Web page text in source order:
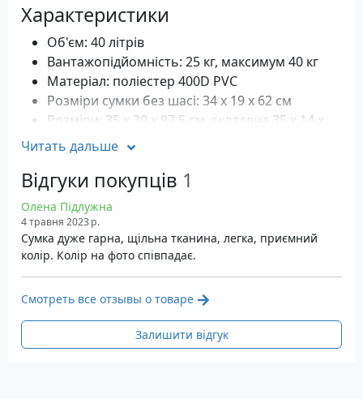
Характеристики
Об'єм: 40 літрів
Вантажопідйомність: 25 кг, максимум 40 кг
Матеріал: поліестер 400D PVC
Розміри сумки без шасі: 34 x 19 x 62 см
Розміри: 35 x 30 x 97.5 см, складена 35 x 14 x
97.5 см
Вага: 1.48 кг
Колір: Azul
Гарантія: 36 місяців
Читать дальше
Відгуки покупців 1
Олена Підлужна
4 травня 2023 р.
Сумка дуже гарна, щільна тканина, легка, приємний
колір. Колір на фото співпадає.
Смотреть все отзывы о товаре
Залишити відгук